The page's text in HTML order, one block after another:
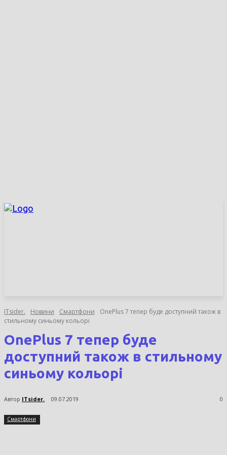
ITsider. Новини Смартфони
OnePlus 7 тепер буде доступний також в
стильному синьому кольорі
OnePlus 7 тепер буде
доступний також в стильному
синьому кольорі
Автор ITsider. 09.07.2019 0
Смартфони